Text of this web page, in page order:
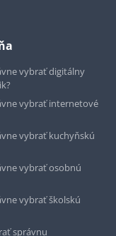
vybrať digitálny
vybrať internetové
vybrať kuchyňskú
vybrať osobnú
vybrať školskú
správnu